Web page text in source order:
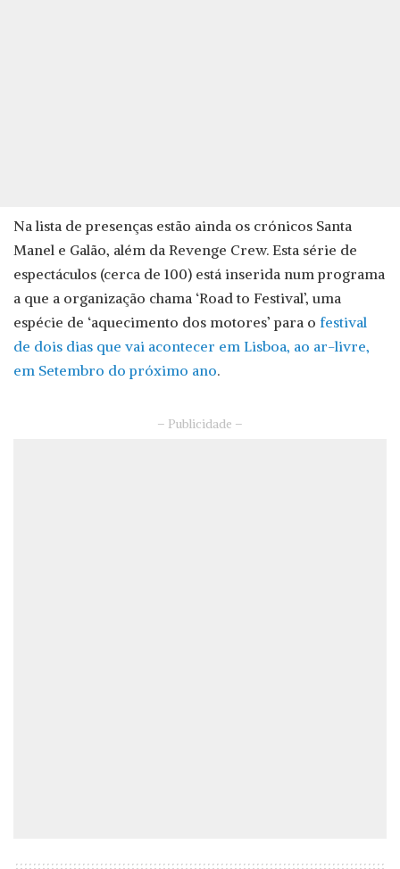
Na lista de presenças estão ainda os crónicos Santa
Manel e Galão, além da Revenge Crew. Esta série de
espectáculos (cerca de 100) está inserida num programa
a que a organização chama ‘Road to Festival’, uma
espécie de ‘aquecimento dos motores’ para o festival
de dois dias que vai acontecer em Lisboa, ao ar-livre,
em Setembro do próximo ano.
– Publicidade –